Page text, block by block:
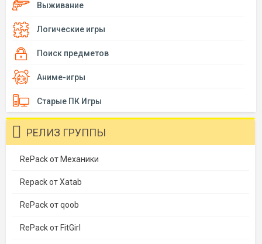
Выживание
Логические игры
Поиск предметов
Аниме-игры
Старые ПК Игры
РЕЛИЗ ГРУППЫ
RePack от Механики
Repack от Xatab
RePack от qoob
RePack от FitGirl